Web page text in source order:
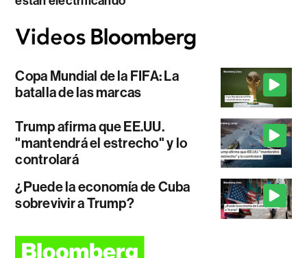
Copa Mundial de la FIFA: La
batalla de las marcas
Trump afirma que EE.UU.
"mantendrá el estrecho" y lo
controlará
¿Puede la economía de Cuba
sobrevivir a Trump?